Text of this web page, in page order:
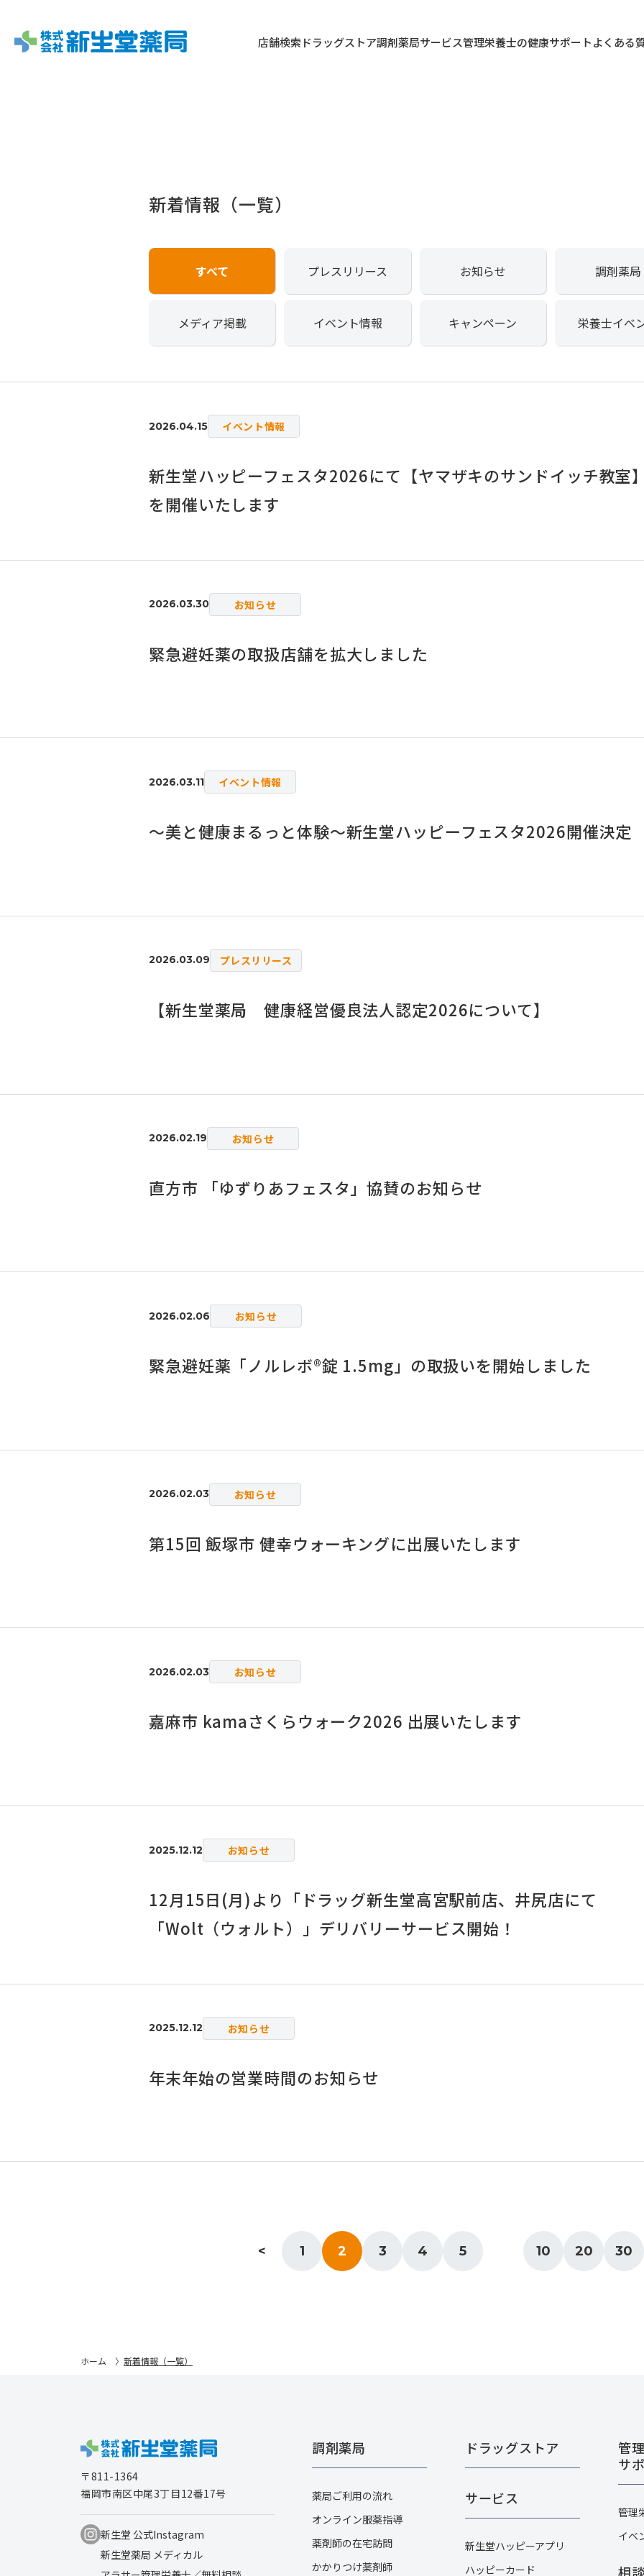
店舗検索 ドラッグストア調剤薬局サービス管理栄養士の健康サポートよくある
新着情報（一覧）
すべて プレスリリース お知らせ 調剤薬局
メディア掲載 イベント情報 キャンペーン 栄養士イベ
2026.04.15 イベント情報
新生堂ハッピーフェスタ2026にて【ヤマザキのサンドイッチ教室
を開催いたします
2026.03.30 お知らせ
緊急避妊薬の取扱店舗を拡大しました
2026.03.11 イベント情報
～美と健康まるっと体験～新生堂ハッピーフェスタ2026開催決定
2026.03.09 プレスリリース
【新生堂薬局 健康経営優良法人認定2026について】
2026.02.19 お知らせ
直方市 「ゆずりあフェスタ」協賛のお知らせ
2026.02.06 お知らせ
緊急避妊薬「ノルレボ®錠 1.5mg」の取扱いを開始しました
2026.02.03 お知らせ
第15回 飯塚市 健幸ウォーキングに出展いたします
2026.02.03 お知らせ
嘉麻市 kamaさくらウォーク2026 出展いたします
2025.12.12 お知らせ
12月15日(月)より「ドラッグ新生堂高宮駅前店、井尻店にて
「Wolt（ウォルト）」デリバリーサービス開始！
2025.12.12 お知らせ
年末年始の営業時間のお知らせ
< 1 2 3 4 5 10 20 30
ホーム 新着情報（一覧）
〒811-1364
福岡市南区中尾3丁目12番17号
新生堂 公式Instagram
新生堂薬局 メディカル
調剤薬局
薬局ご利用の流れ
オンライン服薬指導
薬剤師の在宅訪問
かかりつけ薬剤師
ドラッグストア
サービス
新生堂ハッピーアプリ
ハッピーカード​
管
サ
管理
イベ
相